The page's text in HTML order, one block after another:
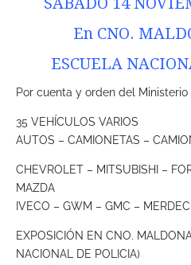
En CNO.
ESCUELA
Por cuenta y orden del
35 VEHÍCULOS VARIOS
AUTOS – CAMIONETAS –
CHEVROLET – MITSUBISHI –
MAZDA
IVECO – GWM – GMC –
EXPOSICIÓN EN CNO.
NACIONAL DE POLICIA)